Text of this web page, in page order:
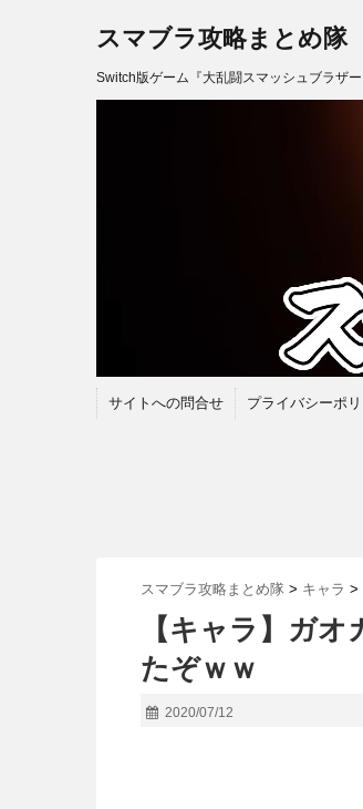
スマブラ攻略まとめ隊
Switch版ゲーム『大乱闘スマッシュブラザ
サイトへの問合せ プライバシーポ
スマブラ攻略まとめ隊 > キャラ >
【キャラ】ガ
たぞｗｗ
2020/07/12